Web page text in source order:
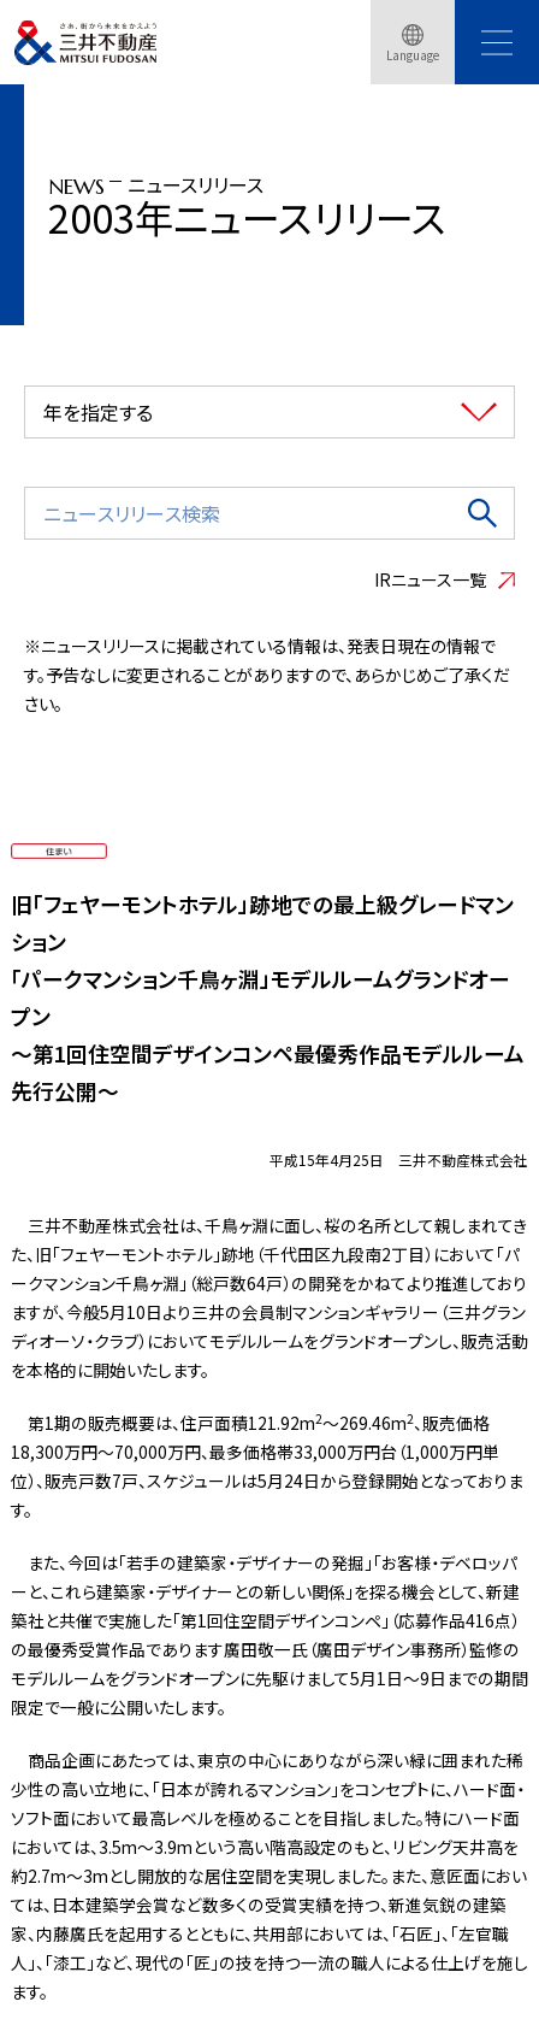
Language
トップページ ニュースリリース
「パークマンション千鳥ヶ淵」モデルルームグランドオープン(2003年5月10日)
NEWS ニュースリリース
2003年ニュースリリース
年を指定する
IRニュース一覧
※ニュースリリースに掲載されている情報は、発表日現在の情報で
す。予告なしに変更されることがありますので、あらかじめご了承くだ
さい。
旧「フェヤーモントホテル」跡地での最上級グレードマン
ション
「パークマンション千鳥ヶ淵」モデルルームグランドオー
プン
〜第1回住空間デザインコンペ最優秀作品モデルルーム
先行公開〜
平成15年4月25日 三井不動産株式会社
三井不動産株式会社は、千鳥ヶ淵に面し、桜の名所として親しまれてき
た、旧「フェヤーモントホテル」跡地（千代田区九段南2丁目）において「パ
ークマンション千鳥ヶ淵」（総戸数64戸）の開発をかねてより推進しており
ますが、今般5月10日より三井の会員制マンションギャラリー（三井グラン
ディオーソ・クラブ）においてモデルルームをグランドオープンし、販売活動
を本格的に開始いたします。
第1期の販売概要は、住戸面積121.92m2〜269.46m2、販売価格
18,300万円〜70,000万円、最多価格帯33,000万円台（1,000万円単
位）、販売戸数7戸、スケジュールは5月24日から登録開始となっておりま
す。
また、今回は「若手の建築家・デザイナーの発掘」「お客様・デベロッパ
ーと、これら建築家・デザイナーとの新しい関係」を探る機会として、新建
築社と共催で実施した「第1回住空間デザインコンペ」（応募作品416点）
の最優秀受賞作品であります廣田敬一氏（廣田デザイン事務所）監修の
モデルルームをグランドオープンに先駆けまして5月1日〜9日までの期間
限定で一般に公開いたします。
商品企画にあたっては、東京の中心にありながら深い緑に囲まれた稀
少性の高い立地に、「日本が誇れるマンション」をコンセプトに、ハード面・
ソフト面において最高レベルを極めることを目指しました。特にハード面
においては、3.5m〜3.9mという高い階高設定のもと、リビング天井高を
約2.7m〜3mとし開放的な居住空間を実現しました。また、意匠面におい
ては、日本建築学会賞など数多くの受賞実績を持つ、新進気鋭の建築
家、内藤廣氏を起用するとともに、共用部においては、「石匠」、「左官職
人」、「漆工」など、現代の「匠」の技を持つ一流の職人による仕上げを施し
ます。